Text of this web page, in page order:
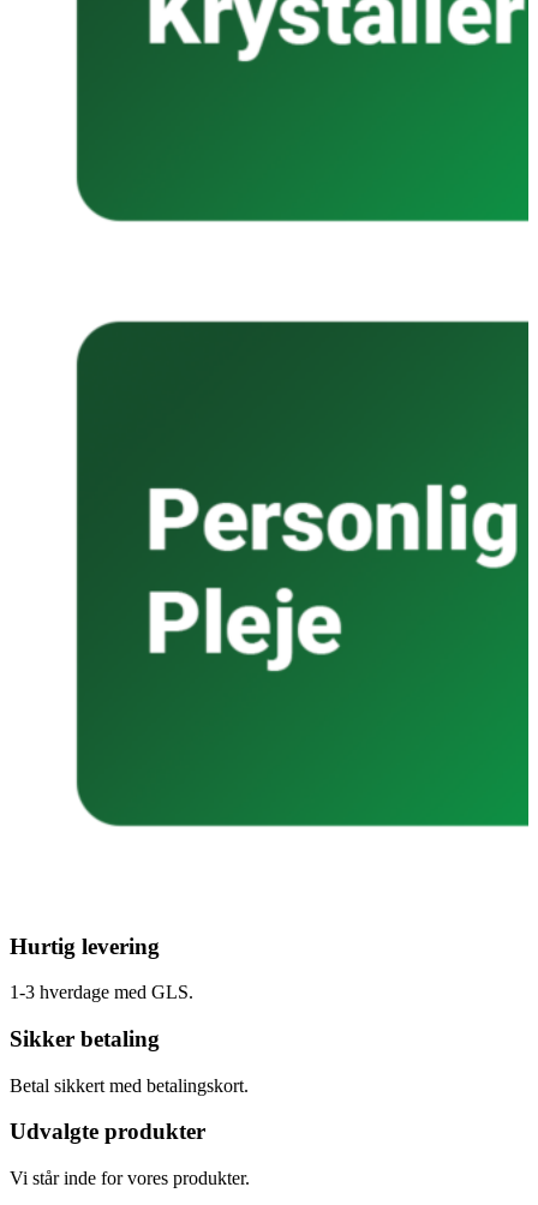
Hurtig levering
1-3 hverdage med GLS.
Sikker betaling
Betal sikkert med betalingskort.
Udvalgte produkter
Vi står inde for vores produkter.